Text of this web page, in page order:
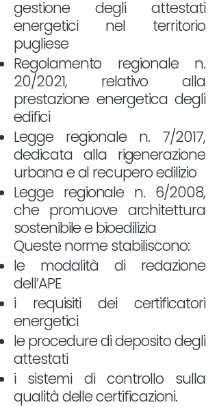
gestione degli attestati
energetici nel territorio
pugliese
Regolamento regionale n.
20/2021, relativo alla
prestazione energetica degli
edifici
Legge regionale n. 7/2017,
dedicata alla rigenerazione
urbana e al recupero edilizio
Legge regionale n. 6/2008,
che promuove architettura
sostenibile e bioedilizia
Queste norme stabiliscono:
le modalità di redazione
dell’APE
i requisiti dei certificatori
energetici
le procedure di deposito degli
attestati
i sistemi di controllo sulla
qualità delle certificazioni.